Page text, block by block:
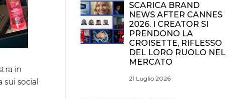
in
social
SCARICA BRAND
NEWS AFTER CANNES
2026. I CREATOR SI
PRENDONO LA
CROISETTE, RIFLESSO
DEL LORO RUOLO NEL
MERCATO
21 Luglio 2026